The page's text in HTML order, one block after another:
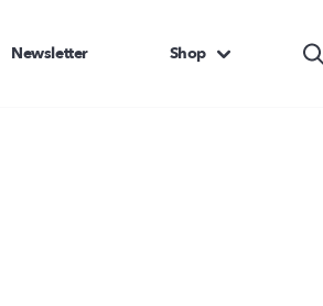
Newsletter Shop